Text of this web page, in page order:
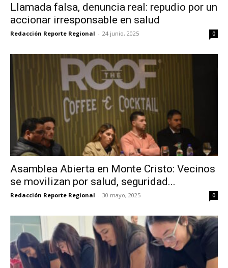
Llamada falsa, denuncia real: repudio por un
accionar irresponsable en salud
Redacción Reporte Regional - 24 junio, 2025 0
Asamblea Abierta en Monte Cristo: Vecinos
se movilizan por salud, seguridad...
Redacción Reporte Regional - 30 mayo, 2025 0